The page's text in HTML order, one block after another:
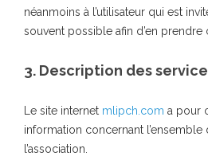
néanmoins à l’utilisateur qui est
souvent possible afin d’en prendre
3. Description des
Le site internet mlipch.com a pour
information concernant l’ensemble
l’association.